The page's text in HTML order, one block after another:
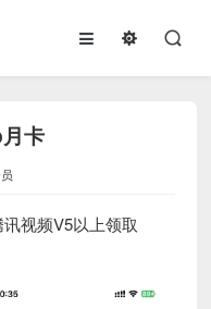
卡
视频V5以上领取